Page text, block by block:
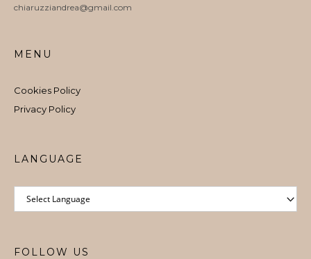
chiaruzziandrea@gmail.com
FOLLOW US
LANGUAGE
MENU
Cookies Policy
Privacy Policy